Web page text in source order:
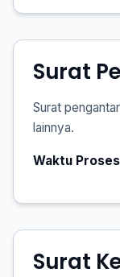
Surat
Surat
lainnya.
Waktu
Surat